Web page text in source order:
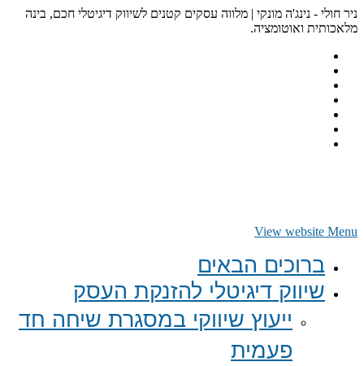
ניר חולי - נינג'ה מונקי | מלווה עסקים קטנים לשיווק דיגיטלי חכם, בינה
מלאכותית ואוטומציה.
View website Menu
ברוכים הבאים
שיווק דיגיטלי להזנקת העסק
ייעוץ שיווקי במסגרת שיחה חד
פעמית​